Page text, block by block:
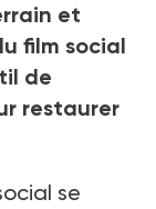
et
film social
de
restaurer
se